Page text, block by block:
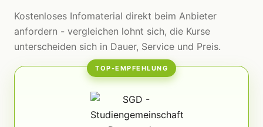
Kostenloses Infomaterial direkt beim Anbieter
anfordern - vergleichen lohnt sich, die Kurse
unterscheiden sich in Dauer, Service und Preis.
TOP-EMPFEHLUNG